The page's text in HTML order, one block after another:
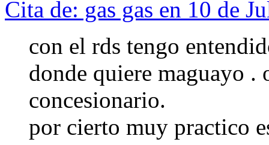
Cita de: gas gas en 10 de
con el rds tengo
donde quiere maguayo .
concesionario.
por cierto muy practico